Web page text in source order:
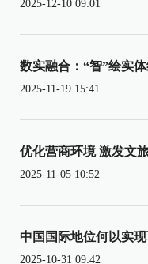
2025-12-10 09:01
数实融合：“智”绘实
2025-11-19 15:41
优化营商环境 激发文
2025-11-05 10:52
中国国际地位何以实
2025-10-31 09:42